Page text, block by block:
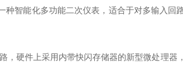
种智能化多功能二次仪表，适合于对多输入回
硬件上采用内带快闪存储器的新型微处理器